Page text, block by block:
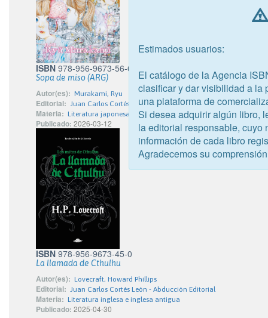
ISBN 978-956-9673-56-6
Sopa de miso (ARG)
Autor(es): Murakami, Ryu
Editorial: Juan Carlos Cortés León - Abducción Editorial
Materia: Literatura japonesa
Publicado: 2026-03-12
ISBN 978-956-9673-45-0
La llamada de Cthulhu
Autor(es): Lovecraft, Howard Phillips
Editorial: Juan Carlos Cortés León - Abducción Editorial
Materia: Literatura inglesa e inglesa antigua
Publicado: 2025-04-30
Estimados usuarios:
El catálogo de la Agencia
clasificar y dar visibilidad a la
una plataforma de
Si desea adquirir algún libro,
la editorial responsable, cuyo
información de cada libro
Agradecemos su